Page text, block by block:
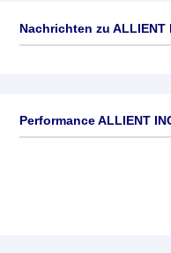
Nachrichten zu ALLIENT
Performance ALLIENT